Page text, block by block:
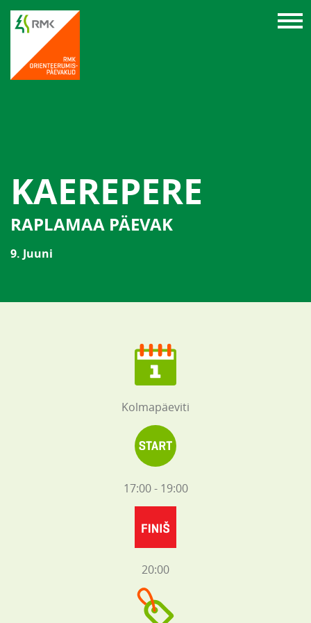
KAEREPERE
RAPLAMAA PÄEVAK
9. Juuni
Kolmapäeviti
17:00 - 19:00
20:00